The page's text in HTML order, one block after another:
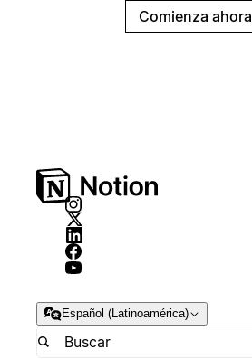
Comienza ahora
Español (Latinoamérica)